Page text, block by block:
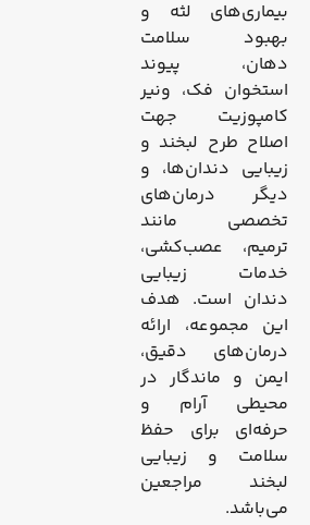
بیماری‌های لثه و
بهبود سلامت
دهان، پیوند
استخوان فک، ونیر
کامپوزیت جهت
اصلاح طرح لبخند و
زیبایی دندان‌ها، و
دیگر درمان‌های
تخصصی مانند
ترمیم، عصب‌کشی،
خدمات زیبایی
دندان است. هدف
این مجموعه، ارائه
درمان‌های دقیق،
ایمن و ماندگار در
محیطی آرام و
حرفه‌ای برای حفظ
سلامت و زیبایی
لبخند مراجعین
می‌باشد.